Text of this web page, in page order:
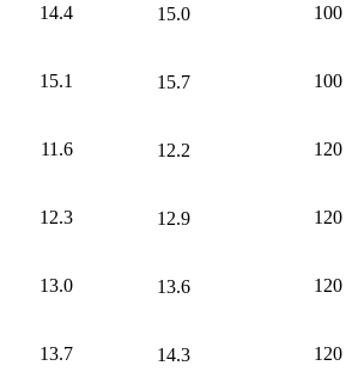
14.4 15.0 100
15.1 15.7 100
11.6 12.2 120
12.3 12.9 120
13.0 13.6 120
13.7 14.3 120